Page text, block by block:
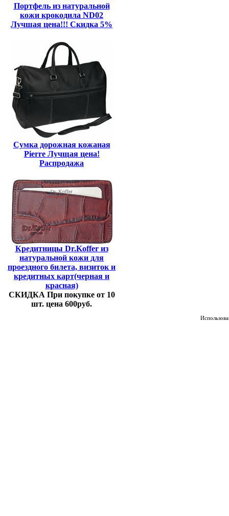
Портфель из натуральной
кожи крокодила ND02
Лучшая цена!!! Скидка 5%
Сумка дорожная кожаная
Pierre Лучщая цена!
Распродажа
Кредитницы Dr.Koffer из
натуральной кожи для
проездного билета, визиток и
кредитных карт(черная и
красная)
СКИДКА При покупке от 10
шт. цена 600руб.